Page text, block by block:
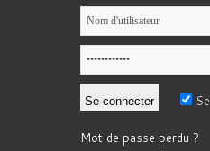
Mot de passe perdu ?